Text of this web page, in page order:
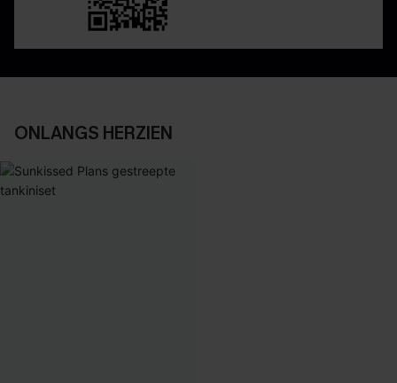
ONLANGS HERZIEN